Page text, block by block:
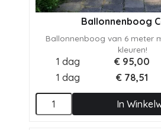
Ballonnenboog
Ballonnenboog van 6 meter
kleuren!
1 dag € 95,00
1 dag
€ 78,51
In